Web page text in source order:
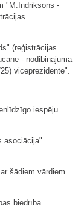
"M.Indriksons -
(reģistrācijas
- nodibinājuma
viceprezidente".
iespēju
asociācija"
šādiem vārdiem
biedrība